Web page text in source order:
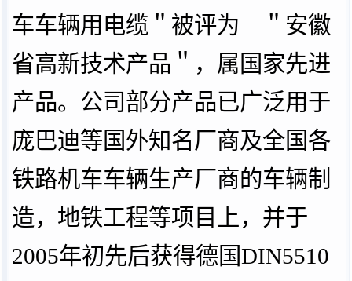
车车辆用电缆＂被评为 ＂安徽
省高新技术产品＂，属国家先进
产品。公司部分产品已广泛用于
庞巴迪等国外知名厂商及全国各
铁路机车车辆生产厂商的车辆制
造，地铁工程等项目上，并于
2005年初先后获得德国DIN5510